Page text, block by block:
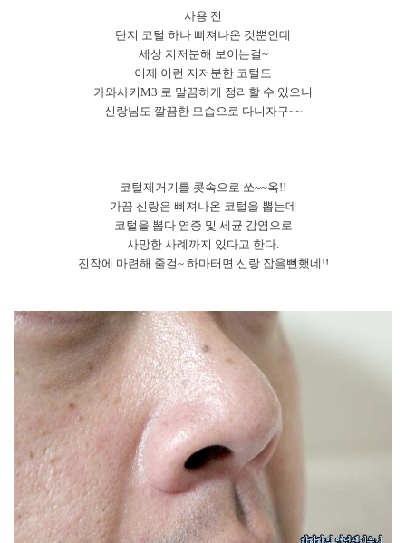
사용 전
단지 코털 하나 삐져나온 것뿐인데
세상 지저분해 보이는걸~
이제 이런 지저분한 코털도
가와사키M3 로 말끔하게 정리할 수 있으니
신랑님도 깔끔한 모습으로 다니자구~~
코털제거기를 콧속으로 쏘~~옥!!
가끔 신랑은 삐져나온 코털을 뽑는데
코털을 뽑다 염증 및 세균 감염으로
사망한 사례까지 있다고 한다.
진작에 마련해 줄걸~ 하마터면 신랑 잡을뻔했네!!